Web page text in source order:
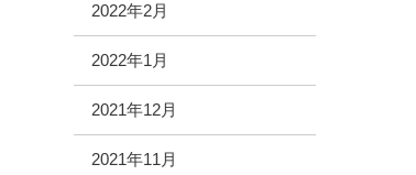
2022年2月
2022年1月
2021年12月
2021年11月